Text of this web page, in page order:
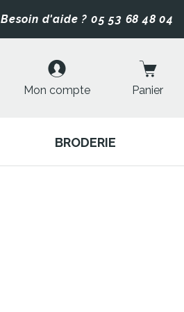
Besoin d'aide ? 05 53 68 48 04
Mon compte Panier
BRODERIE